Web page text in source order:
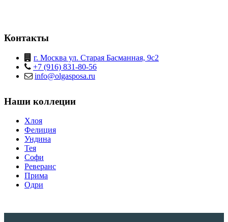
Контакты
г. Москва ул. Старая Басманная, 9с2
+7 (916) 831-80-56
info@olgasposa.ru
Наши коллеции
Хлоя
Фелиция
Ундина
Тея
Софи
Реверанс
Прима
Одри